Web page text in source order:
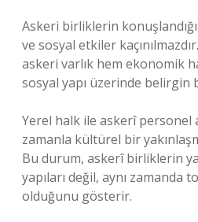
Askeri birliklerin
ve sosyal etkiler
askeri varlık hem ekonomik
sosyal yapı üzerinde belirgin
Yerel halk ile askerî personel
zamanla kültürel bir
Bu durum, askerî birliklerin
yapıları değil, aynı zamanda
olduğunu gösterir.